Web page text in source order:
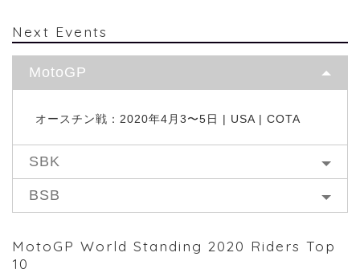
Next Events
MotoGP
オースチン戦：2020年4月3〜5日 | USA | COTA
SBK
BSB
MotoGP World Standing 2020 Riders Top
10